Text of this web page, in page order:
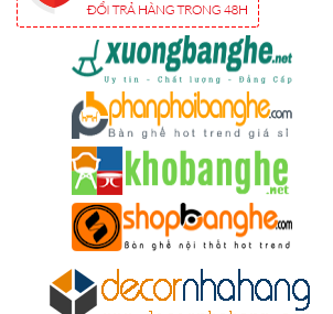
ghế dành
cho quán
cafe, cửa
hàng tại
Tp.HCM
Ghế chân
xoay mặt
ngồi đệm